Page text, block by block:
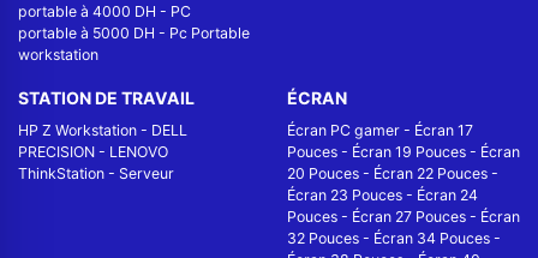
portable à 4000 DH - PC
portable à 5000 DH - Pc Portable
workstation
STATION DE TRAVAIL
HP Z Workstation - DELL
PRECISION - LENOVO
ThinkStation - Serveur
ÉCRAN
Écran PC gamer - Écran 17
Pouces - Écran 19 Pouces - Écran
20 Pouces - Écran 22 Pouces -
Écran 23 Pouces - Écran 24
Pouces - Écran 27 Pouces - Écran
32 Pouces - Écran 34 Pouces -